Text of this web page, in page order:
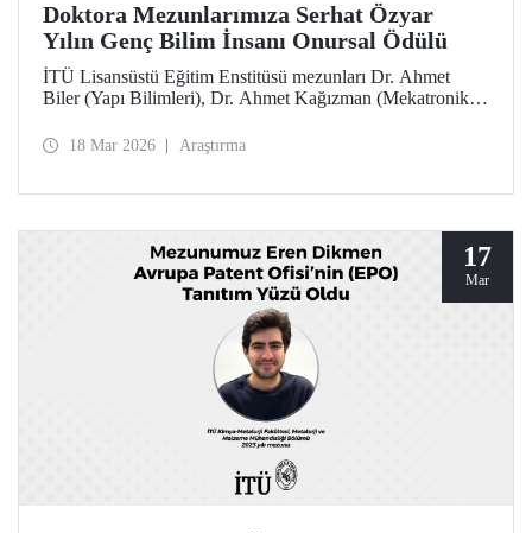
Doktora Mezunlarımıza Serhat Özyar
Yılın Genç Bilim İnsanı Onursal Ödülü
İTÜ Lisansüstü Eğitim Enstitüsü mezunları Dr. Ahmet
Biler (Yapı Bilimleri), Dr. Ahmet Kağızman (Mekatronik
Mühendisliği) doktora tezleri kapsamındaki çalışmalarıyla
18 Mar 2026 Araştırma
17
Mar